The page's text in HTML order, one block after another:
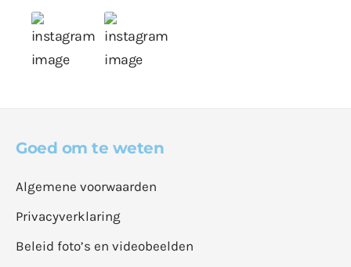
Goed om te weten
Algemene voorwaarden
Privacyverklaring
Beleid foto’s en videobeelden